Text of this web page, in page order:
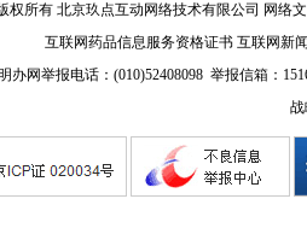
权所有 北京玖点互动网络技术有限公司 网络
互联网药品信息服务资格证书 互联网新
办网举报电话：(010)52408098 举报信箱：